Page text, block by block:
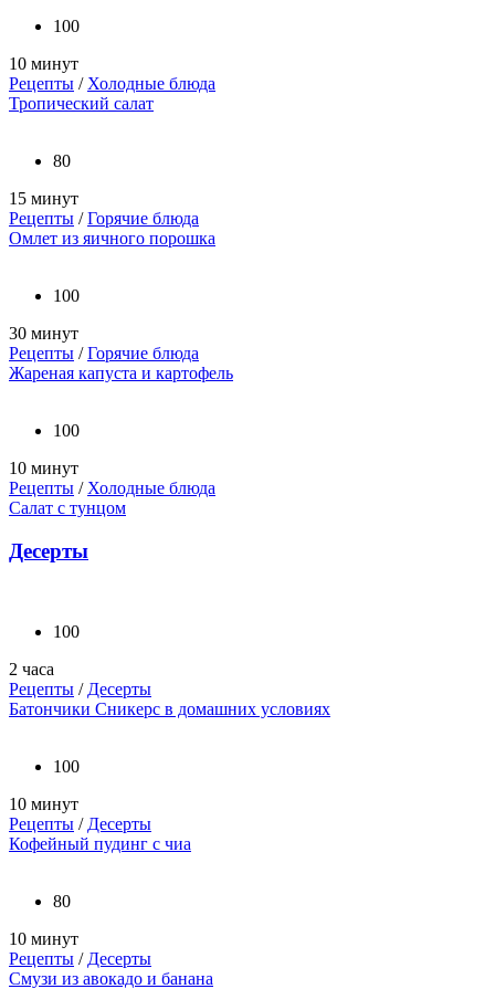
100
10 минут
Рецепты / Холодные блюда
Тропический салат
80
15 минут
Рецепты /Горячие блюда
Омлет из яичного порошка
100
30 минут
Рецепты /Горячие блюда
Жареная капуста и картофель
100
10 минут
Рецепты / Холодные блюда
Салат с тунцом
Десерты
100
2 часа
Рецепты / Десерты
Батончики Сникерс в домашних условиях
100
10 минут
Рецепты / Десерты
Кофейный пудинг с чиа
80
10 минут
Рецепты / Десерты
Смузи из авокадо и банана